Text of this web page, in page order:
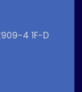
909-4 1F-D